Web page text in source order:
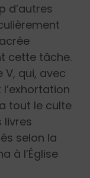
d’autres
cette tâche.
V, qui, avec
tout le culte
livres
selon la
à l’Église